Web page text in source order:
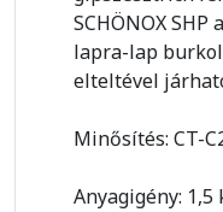
SCHÖNOX
lapra-lap
elteltével
Minősítés: CT-
Anyagigény: 1,5